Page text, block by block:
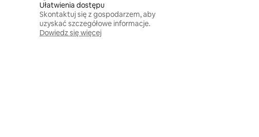
Ułatwienia dostępu
Skontaktuj się z gospodarzem, aby
uzyskać szczegółowe informacje.
Dowiedz się więcej